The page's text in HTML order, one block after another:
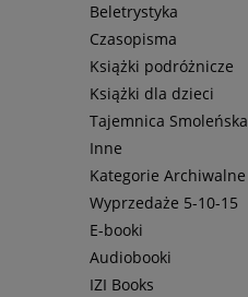
Beletrystyka
Czasopisma
Książki podróżnicze
Książki dla dzieci
Tajemnica Smoleńska
Inne
Kategorie Archiwalne
Wyprzedaże 5-10-15
E-booki
Audiobooki
IZI Books